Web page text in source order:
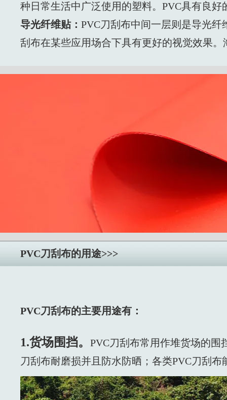
种日常生活中广泛使用的塑料。PVC具有良
导光纤维贴： PVC刀刮布中间一层则是导光
刮布在某些应用场合下具有更好的视觉效果
PVC刀刮布的用途>>>
PVC刀刮布的主要用途有：
1.货场围挡。 PVC刀刮布常用作堆货场的围
刀刮布耐磨损并且防水防晒；各类PVC刀刮